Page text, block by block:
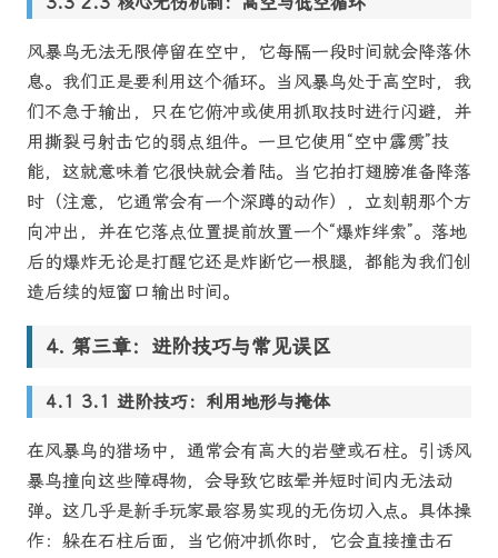
风暴鸟无法无限停留在空中，它每隔一段时间就会降落休
息。我们正是要利用这个循环。当风暴鸟处于高空时，我
们不急于输出，只在它俯冲或使用抓取技时进行闪避，并
用撕裂弓射击它的弱点组件。一旦它使用“空中霹雳”技
能，这就意味着它很快就会着陆。当它拍打翅膀准备降落
时（注意，它通常会有一个深蹲的动作），立刻朝那个方
向冲出，并在它落点位置提前放置一个“爆炸绊索”。落地
后的爆炸无论是打醒它还是炸断它一根腿，都能为我们创
造后续的短窗口输出时间。
第三章：进阶技巧与常见误区
3.1 进阶技巧：利用地形与掩体
在风暴鸟的猎场中，通常会有高大的岩壁或石柱。引诱风
暴鸟撞向这些障碍物，会导致它眩晕并短时间内无法动
弹。这几乎是新手玩家最容易实现的无伤切入点。具体操
作：躲在石柱后面，当它俯冲抓你时，它会直接撞击石